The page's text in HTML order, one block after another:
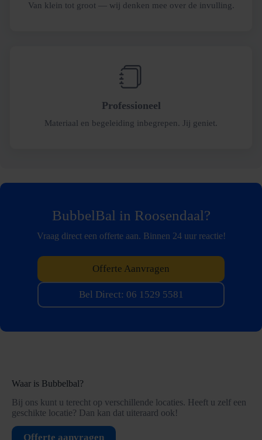
Van klein tot groot — wij denken mee over de invulling.
Professioneel
Materiaal en begeleiding inbegrepen. Jij geniet.
BubbelBal in Roosendaal?
Vraag direct een offerte aan. Binnen 24 uur reactie!
Offerte Aanvragen
Bel Direct: 06 1529 5581
Waar is Bubbelbal?
Bij ons kunt u terecht op verschillende locaties. Heeft u zelf een
geschikte locatie? Dan kan dat uiteraard ook!
Offerte aanvragen